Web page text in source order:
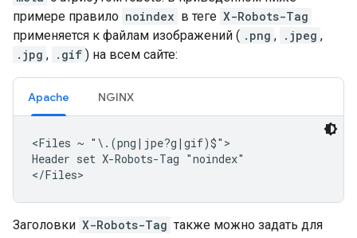
примере правило noindex в теге X-Robots-Tag
применяется к файлам изображений ( .png , .jpeg ,
.jpg , .gif ) на всем сайте:
Apache NGINX
<Files ~ "\.(png|jpe?g|gif)$">
Header set X-Robots-Tag "noindex"
</Files>
Заголовки X-Robots-Tag также можно задать для